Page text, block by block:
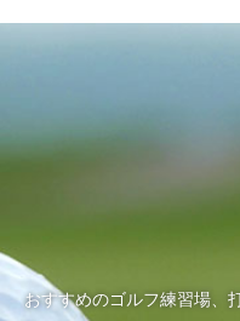
おすすめのゴルフ練習場、